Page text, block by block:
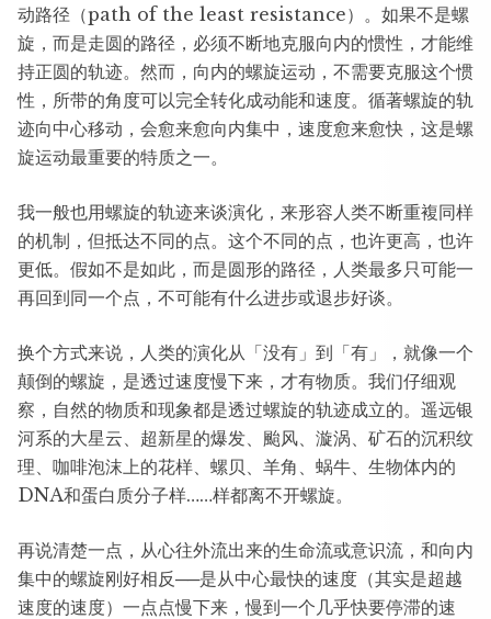
动路径（path of the least resistance）。如果不是螺
旋，而是走圆的路径，必须不断地克服向内的惯性，才能维
持正圆的轨迹。然而，向内的螺旋运动，不需要克服这个惯
性，所带的角度可以完全转化成动能和速度。循著螺旋的轨
迹向中心移动，会愈来愈向内集中，速度愈来愈快，这是螺
旋运动最重要的特质之一。
我一般也用螺旋的轨迹来谈演化，来形容人类不断重複同样
的机制，但抵达不同的点。这个不同的点，也许更高，也许
更低。假如不是如此，而是圆形的路径，人类最多只可能一
再回到同一个点，不可能有什么进步或退步好谈。
换个方式来说，人类的演化从「没有」到「有」，就像一个
颠倒的螺旋，是透过速度慢下来，才有物质。我们仔细观
察，自然的物质和现象都是透过螺旋的轨迹成立的。遥远银
河系的大星云、超新星的爆发、颱风、漩涡、矿石的沉积纹
理、咖啡泡沫上的花样、螺贝、羊角、蜗牛、生物体内的
DNA和蛋白质分子样……样都离不开螺旋。
再说清楚一点，从心往外流出来的生命流或意识流，和向内
集中的螺旋刚好相反──是从中心最快的速度（其实是超越
速度的速度）一点点慢下来，慢到一个几乎快要停滞的速